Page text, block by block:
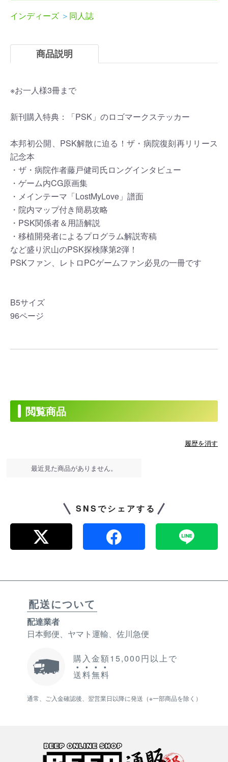
インディーズ ＞ 同人誌
商品説明
※お一人様3冊まで
新刊購入特典：「PSK」のロゴマークステッカー
本邦初公開、PSK解散に迫る！ザ・病院復刻再リリース
記念本
・ザ・病院作者藤戸健司氏ロングインタビュー
・ゲーム内CG原画集
・メインテーマ「LostMyLove」譜面
・院内マップ付き簡易攻略
・PSK関係者＆用語解説
・移植開発者によるプログラム解説寄稿
など盛り沢山のPSK探検隊第2弾！
PSKファン、レトロPCゲームファン必見の一冊です
B5サイズ
96ページ
閲覧商品
履歴を消す
最近見た商品がありません。
SNSでシェアする
配送について
配達業者
日本郵便、ヤマト運輸、佐川急便
購入金額15,000円以上で
送料無料
通常、ご入金確認後、翌営業日以降に発送（※一部商品を除く）